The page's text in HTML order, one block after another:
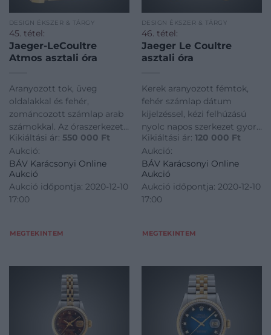
DESIGN ÉKSZER & TÁRGY
45. tétel:
Jaeger-LeCoultre
Atmos asztali óra
Aranyozott tok, üveg
oldalakkal és fehér,
zománcozott számlap arab
számokkal. Az óraszerkezet
felhúzást nem igényel. A
szerkezet hátán található
tartály klóretán gázt, egy
membránt és egy
spirálrugót foglal magába.
A gáz a hőmérséklet
Kikiáltási ár: 550 000 Ft
Aukció:
BÁV Karácsonyi Online
Aukció
Aukció időpontja: 2020-12-10
17:00
MEGTEKINTEM
DESIGN ÉKSZER & TÁRGY
46. tétel:
Jaeger Le Coultre
asztali óra
Kerek aranyozott fémtok,
fehér számlap dátum
kijelzéssel, kézi felhúzású
nyolc napos szerkezet gyors
dátum váltóval. Jelzett:
Jaeger Le Coultre,
referenciaszám: 425
Átmérő: 95 mm
Kikiáltási ár: 120 000 Ft
Aukció:
BÁV Karácsonyi Online
Aukció
Aukció időpontja: 2020-12-10
17:00
MEGTEKINTEM